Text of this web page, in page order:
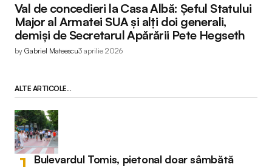
Val de concedieri la Casa Albă: Șeful Statului
Major al Armatei SUA și alți doi generali,
demiși de Secretarul Apărării Pete Hegseth
by Gabriel Mateescu3 aprilie 2026
ALTE ARTICOLE...
Bulevardul Tomis, pietonal doar sâmbătă